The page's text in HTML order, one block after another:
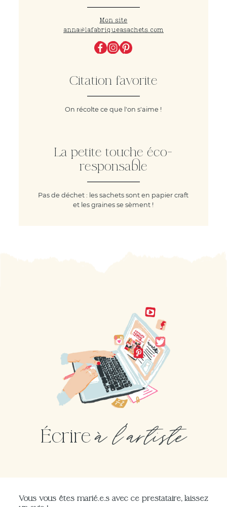
Mon site
anna@lafabriqueasachets.com
Citation favorite
On récolte ce que l'on s'aime !
La petite touche éco-
responsable
Pas de déchet : les sachets sont en papier craft
et les graines se sèment !
Écrire à l'artiste
Vous vous êtes marié.e.s avec ce prestataire, laissez